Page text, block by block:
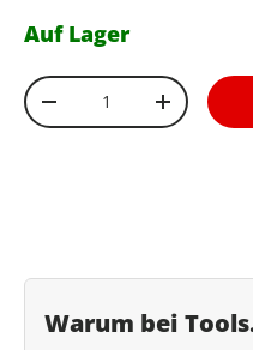
Auf Lager
Anzahl
Menge verringern
Menge
Warum bei